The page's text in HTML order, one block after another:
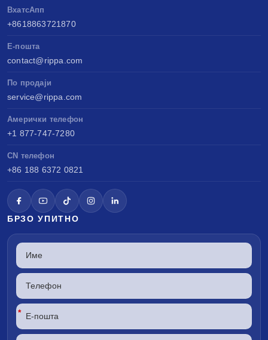
ВхатсАпп
+8618863721870
Е-пошта
contact@rippa.com
По продаји
service@rippa.com
Амерички телефон
+1 877-747-7280
CN телефон
+86 188 6372 0821
БРЗО УПИТНО
*